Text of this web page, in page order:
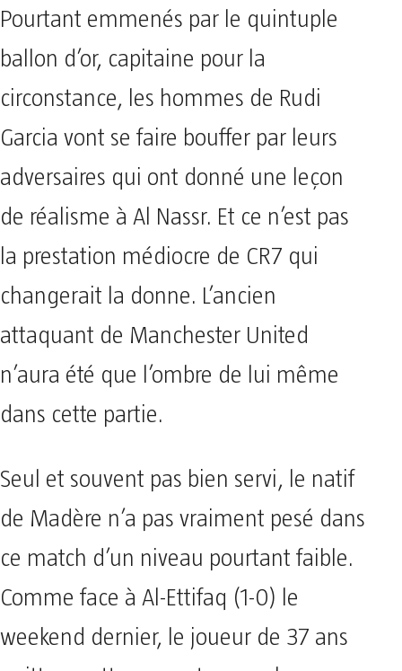
Pourtant emmenés par le quintuple
ballon d’or, capitaine pour la
circonstance, les hommes de Rudi
Garcia vont se faire bouffer par leurs
adversaires qui ont donné une leçon
de réalisme à Al Nassr. Et ce n’est pas
la prestation médiocre de CR7 qui
changerait la donne. L’ancien
attaquant de Manchester United
n’aura été que l’ombre de lui même
dans cette partie.
Seul et souvent pas bien servi, le natif
de Madère n’a pas vraiment pesé dans
ce match d’un niveau pourtant faible.
Comme face à Al-Ettifaq (1-0) le
weekend dernier, le joueur de 37 ans